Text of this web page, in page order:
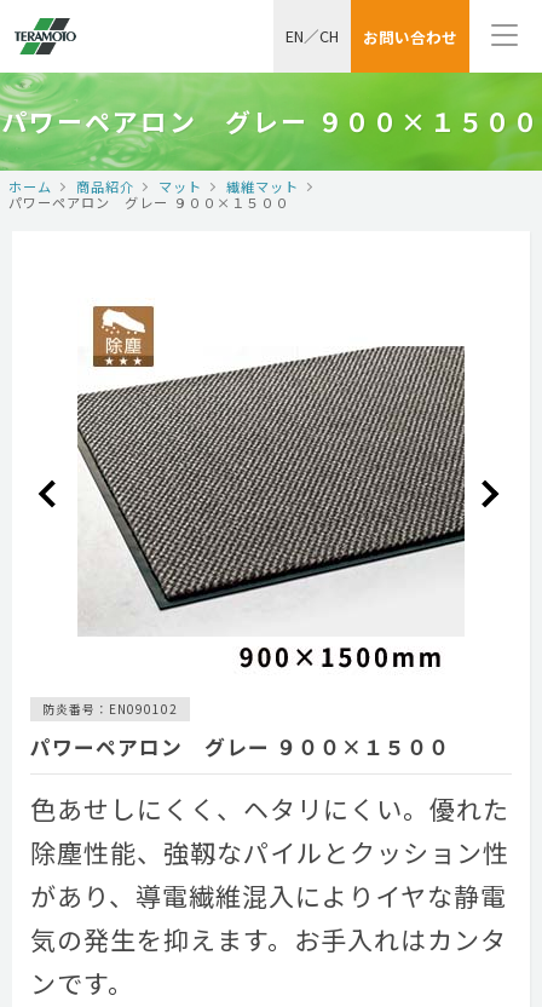
お問い合わせ
EN／CH
パワーペアロン グレー ９００×１５００
ホーム 商品紹介 マット
繊維マット
パワーペアロン グレー ９００×１５００
防炎番号：EN090102
パワーペアロン グレー ９００×１５００
色あせしにくく、ヘタリにくい。優れた
除塵性能、強靱なパイルとクッション性
があり、導電繊維混入によりイヤな静電
気の発生を抑えます。お手入れはカンタ
ンです。